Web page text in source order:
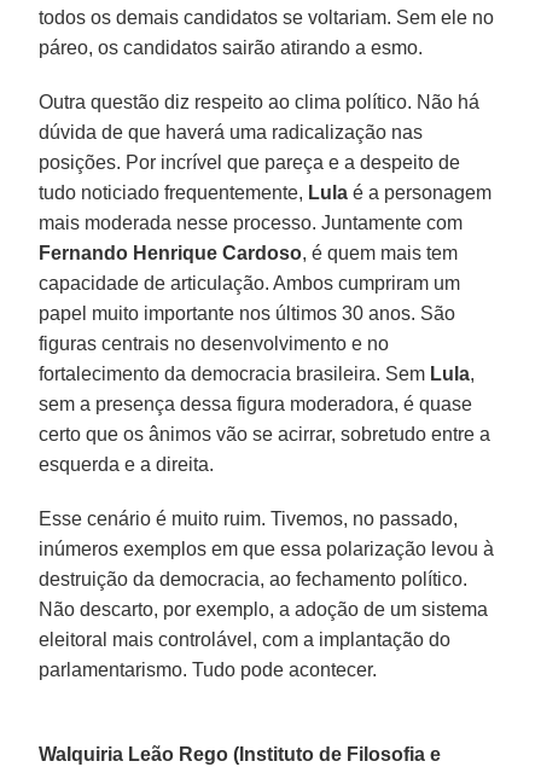
todos os demais candidatos se voltariam. Sem ele no
páreo, os candidatos sairão atirando a esmo.
Outra questão diz respeito ao clima político. Não há
dúvida de que haverá uma radicalização nas
posições. Por incrível que pareça e a despeito de
tudo noticiado frequentemente, Lula é a personagem
mais moderada nesse processo. Juntamente com
Fernando Henrique Cardoso, é quem mais tem
capacidade de articulação. Ambos cumpriram um
papel muito importante nos últimos 30 anos. São
figuras centrais no desenvolvimento e no
fortalecimento da democracia brasileira. Sem Lula,
sem a presença dessa figura moderadora, é quase
certo que os ânimos vão se acirrar, sobretudo entre a
esquerda e a direita.
Esse cenário é muito ruim. Tivemos, no passado,
inúmeros exemplos em que essa polarização levou à
destruição da democracia, ao fechamento político.
Não descarto, por exemplo, a adoção de um sistema
eleitoral mais controlável, com a implantação do
parlamentarismo. Tudo pode acontecer.
Walquiria Leão Rego (Instituto de Filosofia e